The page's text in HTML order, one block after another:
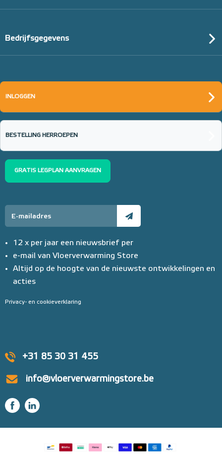
25m¹ lang
Adviesprijs
€ 16,90
+31 85 30 31 455
info@vloerverwarmingstore.be
Bedrijfsgegevens
INLOGGEN
BESTELLING HERROEPEN
GRATIS LEGPLAN AANVRAGEN
12 x per jaar een nieuwsbrief per
e-mail van Vloerverwarming Store
Altijd op de hoogte van de nieuwste ontwikkelingen en
acties
Privacy- en cookieverklaring